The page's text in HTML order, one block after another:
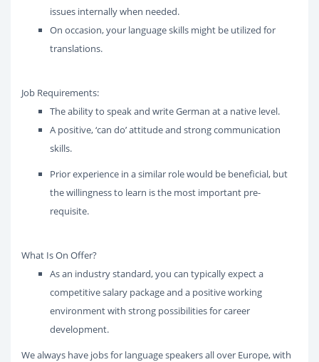
issues internally when needed.
On occasion, your language skills might be utilized for
translations.
Job Requirements:
The ability to speak and write German at a native level.
A positive, ‘can do’ attitude and strong communication
skills.
Prior experience in a similar role would be beneficial, but
the willingness to learn is the most important pre-
requisite.
What Is On Offer?
As an industry standard, you can typically expect a
competitive salary package and a positive working
environment with strong possibilities for career
development.
We always have jobs for language speakers all over Europe, with